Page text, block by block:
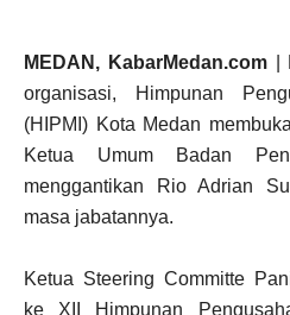
MEDAN, KabarMedan.com|
organisasi, Himpunan
(HIPMI) Kota Medan
Ketua Umum Badan
menggantikan Rio Adrian
masa jabatannya.
Ketua Steering Committe
ke XII Himpunan